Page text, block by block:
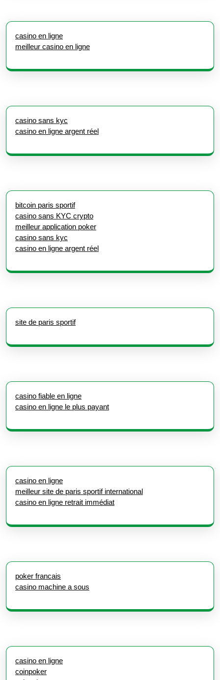
casino en ligne
meilleur casino en ligne
casino sans kyc
casino en ligne argent réel
bitcoin paris sportif
casino sans KYC crypto
meilleur application poker
casino sans kyc
casino en ligne argent réel
site de paris sportif
casino fiable en ligne
casino en ligne le plus payant
casino en ligne
meilleur site de paris sportif international
casino en ligne retrait immédiat
poker francais
casino machine a sous
casino en ligne
coinpoker